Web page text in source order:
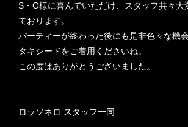
S・O様に喜んでいただけ、スタッフ共々大
ております。
パーティーが終わった後にも是非色々な機
タキシードをご着用くださいね。
この度はありがとうございました。
ロッソネロ スタッフ一同